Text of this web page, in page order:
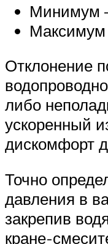
Минимум
Максимум
Отклонение
либо
ускоренный
дискомфорт
Точно
давления в
закрепив
кране-